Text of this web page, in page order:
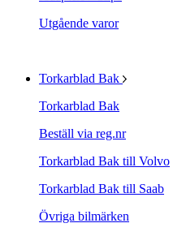
Utgående varor
Torkarblad Bak
Torkarblad Bak
Beställ via reg.nr
Torkarblad Bak till Volvo
Torkarblad Bak till Saab
Övriga bilmärken